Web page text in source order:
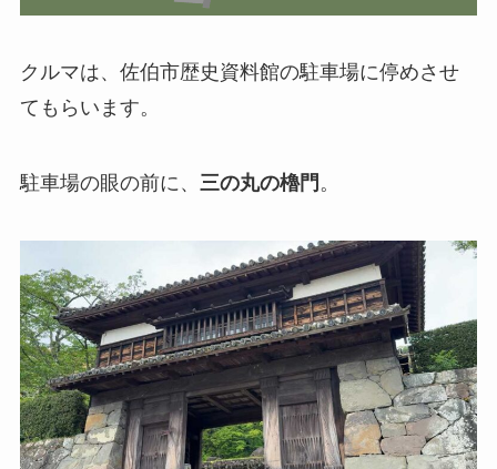
クルマは、佐伯市歴史資料館の駐車場に停めさせ
てもらいます。
駐車場の眼の前に、 三の丸の櫓門 。